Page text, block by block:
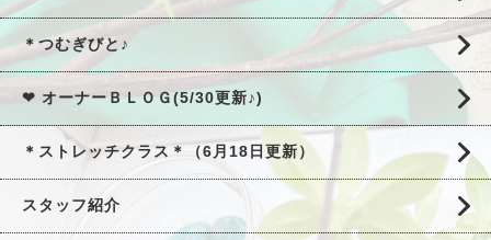
＊つむぎびと♪
❤ オーナーＢＬＯＧ(5/30更新♪)
＊ストレッチクラス＊（6月18日更新）
スタッフ紹介